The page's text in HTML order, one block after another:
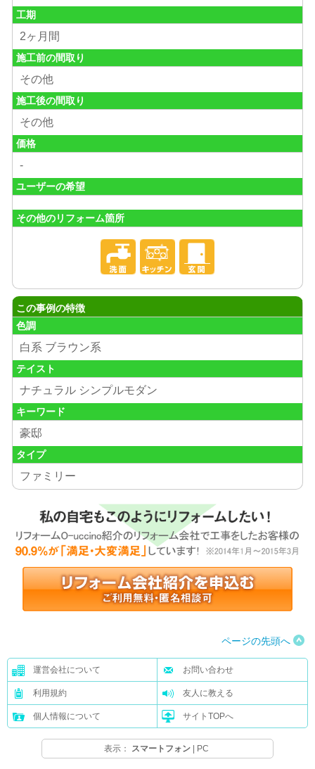
工期
2ヶ月間
施工前の間取り
その他
施工後の間取り
その他
価格
-
ユーザーの希望
その他のリフォーム箇所
この事例の特徴
色調
白系 ブラウン系
テイスト
ナチュラル シンプルモダン
キーワード
豪邸
タイプ
ファミリー
ページの先頭へ
運営会社について お問い合わせ
利用規約 友人に教える
個人情報について サイトTOPへ
表示： スマートフォン PC